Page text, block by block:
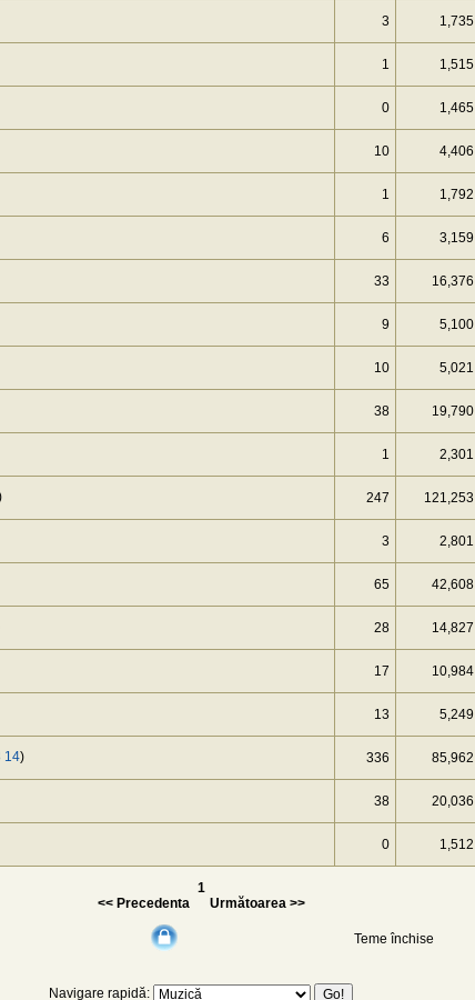
3 1,735
1 1,515
0 1,465
10 4,406
1 1,792
6 3,159
33 16,376
9 5,100
10 5,021
38 19,790
1 2,301
247 121,253
3 2,801
65 42,608
28 14,827
17 10,984
13 5,249
14) 336 85,962
38 20,036
0 1,512
1
<< Precedenta
Următoarea >>
Teme închise
Navigare rapidă: